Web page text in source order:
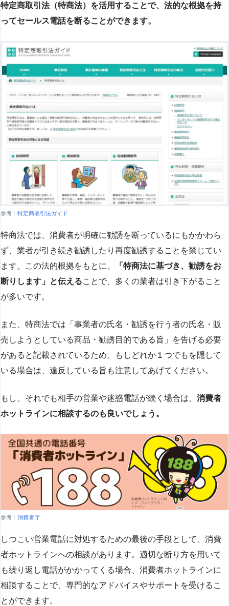
特定商取引法（特商法）を活用することで、法的な根拠を持
ってセールス電話を断ることができます。
参考： 特定商取引法ガイド
特商法では、消費者が明確に勧誘を断っているにもかかわら
ず、業者が引き続き勧誘したり再度勧誘することを禁じてい
ます。この法的根拠をもとに、
「特商法に基づき、勧誘をお
断りします」と伝えることで、多くの業者は引き下がること
が多いです​​。
また、特商法では「事業者の氏名・勧誘を行う者の氏名・販
売しようとしている商品・勧誘目的である旨」を告げる必要
があると記載されているため、もしどれか１つでもを隠して
いる場合は、違反している旨も注意してあげてください。
もし、それでも相手の営業や迷惑電話が続く場合は、 消費者
ホットラインに相談するのも良いでしょう。
参考： 消費者庁
しつこい営業電話に対処するための最後の手段として、消費
者ホットラインへの相談があります。適切な断り方を用いて
も繰り返し電話がかかってくる場合、消費者ホットラインに
相談することで、専門的なアドバイスやサポートを受けるこ
とができます​​。